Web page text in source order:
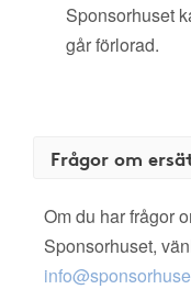
Sponsorhuset
går förlorad.
Frågor om
Om du har frågor
Sponsorhuset,